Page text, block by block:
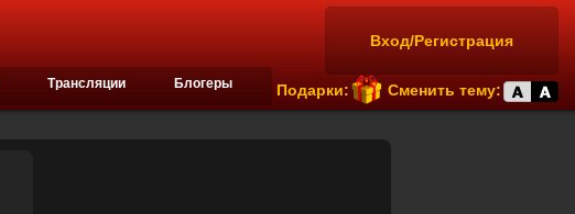
Вход/Регистрация
Подарки: Сменить тему:
Трансляции Блогеры